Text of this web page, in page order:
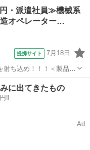
・派遣社員≫機械系
オペレーター…
提携サイト 7月18日
射ち込め！！！＜製品の
内容 〈お
素材なので、 力仕事
に出てきたもの
‼️
Ad